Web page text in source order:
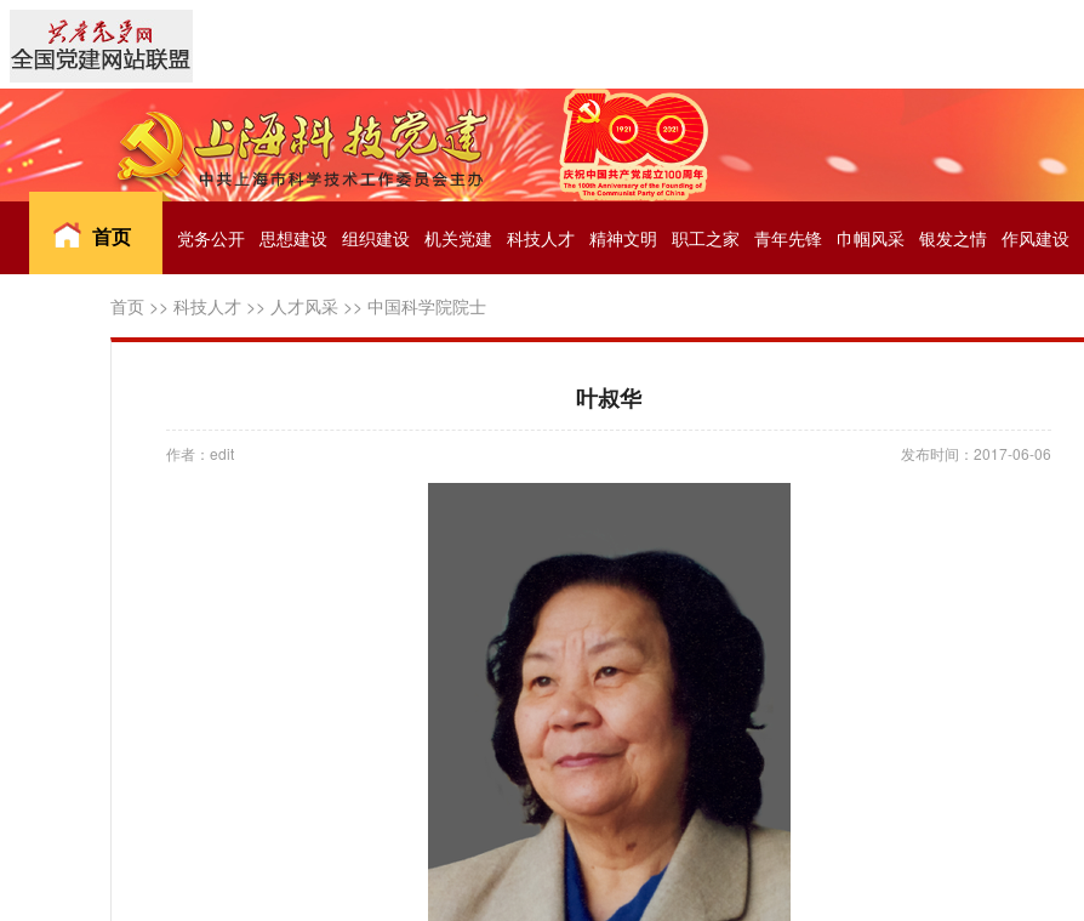
首页 党务公开 思想建设 组织建设 机关党建 科技人才 精神文明 职工之家 青年先锋 巾帼风采 银发之情 作风建设
首页 >> 科技人才 >> 人才风采 >> 中国科学院院士
叶叔华
作者：edit 发布时间：2017-06-06